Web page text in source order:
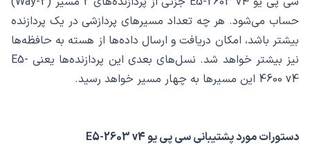
حساب می‌شود. هر چه تعداد مسیرهای پردازشی در یک پردازنده
بیشتر باشد، امکان دریافت و ارسال داده‌ها از هسته به حافظه‌ها
نیز بیشتر خواهد شد. نسل‌های بعدی این پردازنده‌ها یعنی E5-
4600 v4 این مسیرها به چهار مسیر خواهد رسید.
دستورات مورد پشتیبانی سی پی یو E5-2603 v4